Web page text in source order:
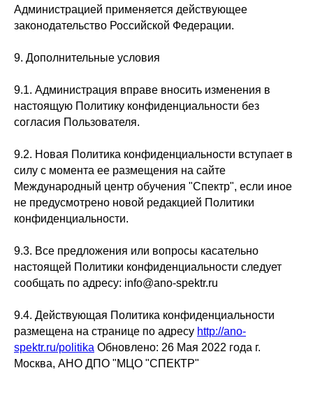
Администрацией применяется действующее
законодательство Российской Федерации.
9. Дополнительные условия
9.1. Администрация вправе вносить изменения в
настоящую Политику конфиденциальности без
согласия Пользователя.
9.2. Новая Политика конфиденциальности вступает в
силу с момента ее размещения на сайте
Международный центр обучения "Спектр", если иное
не предусмотрено новой редакцией Политики
конфиденциальности.
9.3. Все предложения или вопросы касательно
настоящей Политики конфиденциальности следует
сообщать по адресу: info@ano-spektr.ru
9.4. Действующая Политика конфиденциальности
размещена на странице по адресу http://ano-
spektr.ru/politika Обновлено: 26 Мая 2022 года г.
Москва, АНО ДПО "МЦО "СПЕКТР"